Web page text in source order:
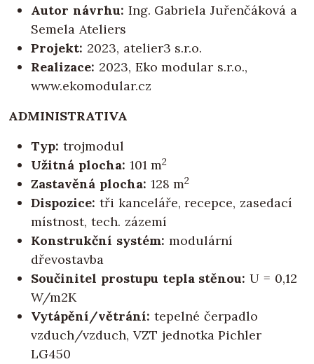
Autor návrhu: Ing. Gabriela Juřenčáková a
Semela Ateliers
Projekt: 2023, atelier3 s.r.o.
Realizace: 2023, Eko modular s.r.o.,
www.ekomodular.cz
ADMINISTRATIVA
Typ: trojmodul
Užitná plocha: 101 m2
Zastavěná plocha: 128 m2
Dispozice: tři kanceláře, recepce, zasedací
místnost, tech. zázemí
Konstrukční systém: modulární
dřevostavba
Součinitel prostupu tepla stěnou: U = 0,12
W/m2K
Vytápění/větrání: tepelné čerpadlo
vzduch/vzduch, VZT jednotka Pichler
LG450